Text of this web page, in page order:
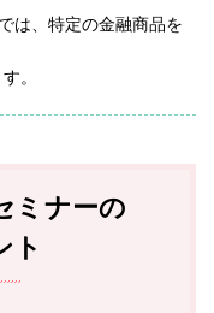
は、特定の金融商品を
。
ミナーの
ト